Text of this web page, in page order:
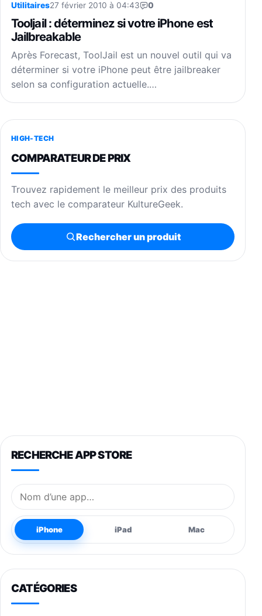
Utilitaires27 février 2010 à 04:43 0
Tooljail : déterminez si votre iPhone est
Jailbreakable
Après Forecast, ToolJail est un nouvel outil qui va
déterminer si votre iPhone peut être jailbreaker
selon sa configuration actuelle.…
HIGH-TECH
COMPARATEUR DE PRIX
Trouvez rapidement le meilleur prix des produits
tech avec le comparateur KultureGeek.
Rechercher un produit
RECHERCHE APP STORE
Nom de l’application
iPhone iPad Mac
CATÉGORIES